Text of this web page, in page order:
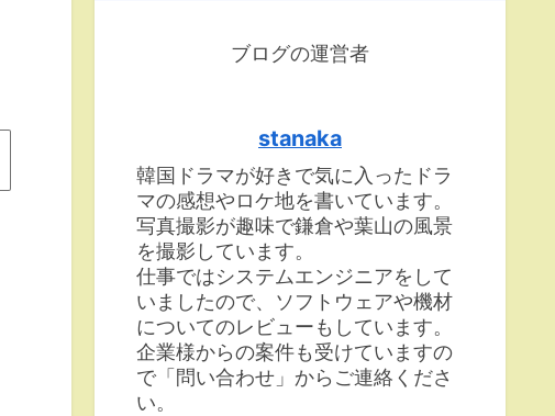
ブログの運営者
stanaka
韓国ドラマが好きで気に入ったドラ
マの感想やロケ地を書いています。
写真撮影が趣味で鎌倉や葉山の風景
を撮影しています。
仕事ではシステムエンジニアをして
いましたので、ソフトウェアや機材
についてのレビューもしています。
企業様からの案件も受けていますの
で「問い合わせ」からご連絡くださ
い。